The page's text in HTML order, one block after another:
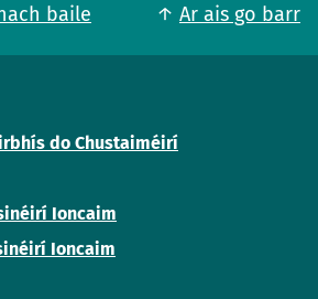
baile Ar ais go barr
do Chustaiméirí
Ioncaim
Ioncaim